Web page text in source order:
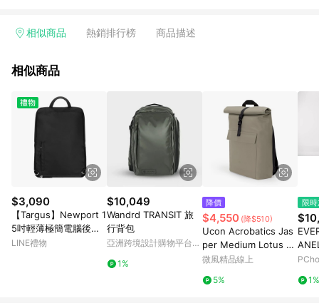
機器、3C及電腦週邊、辦公傢俱、生活用、茶水間用品、名片及
瀏覽器於 24 小時內結帳才享有回饋。 (2) 訂單未滿免運門檻750
相似商品 熱銷排行榜 商品描述
相似商品
$3,090
【Targus】Newport 1
5吋輕薄極簡電腦後背
包-尊爵黑(TBB598)
LINE禮物
$10,049
Wandrd TRANSIT 旅
行背包
亞洲跨境設計購物平台
1%
降價
$4,550 (降$510)
Ucon Acrobatics Jas
per Medium Lotus 後
背包
微風精品線上
5%
限
背包
1%